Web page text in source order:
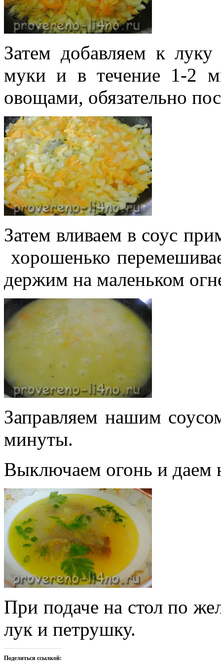
Затем добавляем к
муки и в течение 1-2
овощами, обязательно
Затем вливаем в соус
хорошенько
держим на маленьком
Заправляем нашим
минуты.
Выключаем огонь и даем
При подаче на стол по
лук и петрушку.
Поделиться ссылкой: